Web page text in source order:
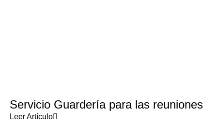
Servicio Guardería para las reuniones
Leer Artículo